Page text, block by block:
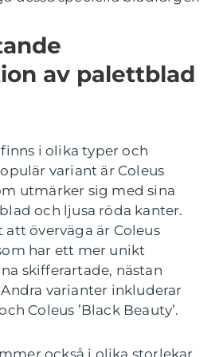
av palettblad
i olika typer och
variant är Coleus
utmärker sig med sina
och ljusa röda kanter.
att överväga är Coleus
har ett mer unikt
skifferartade, nästan
varianter inkluderar
Coleus ’Black Beauty’.
också i olika storlekar